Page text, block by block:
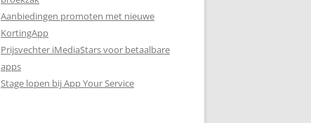
Aanbiedingen promoten met nieuwe
KortingApp
Prijsvechter iMediaStars voor betaalbare
apps
Stage lopen bij App Your Service